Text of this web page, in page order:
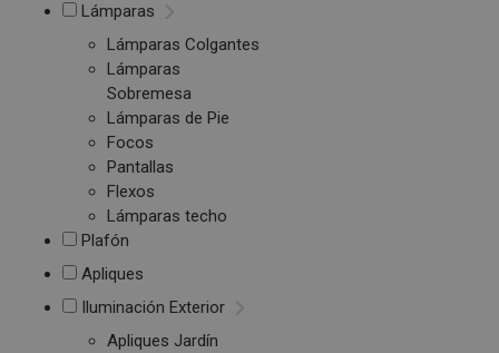
Lámparas
Lámparas Colgantes
Lámparas
Sobremesa
Lámparas de Pie
Focos
Pantallas
Flexos
Lámparas techo
Plafón
Apliques
Iluminación Exterior
Apliques Jardín